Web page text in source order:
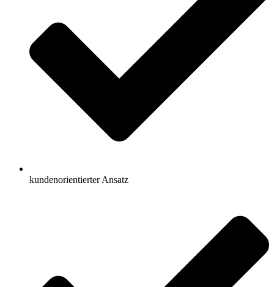
kundenorientierter Ansatz